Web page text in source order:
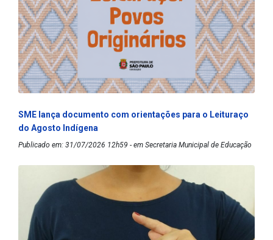
SME lança documento com orientações para o Leituraço
do Agosto Indígena
Publicado em: 31/07/2026 12h59 - em Secretaria Municipal de Educação